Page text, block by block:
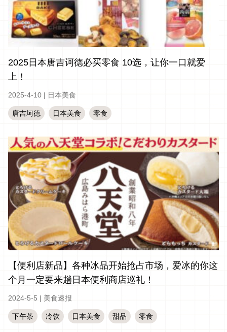
2025日本唐吉诃德必买零食 10选，让你一口就爱
上！
2025-4-10 | 日本美食
唐吉坷德 日本美食 零食
【便利店新品】各种冰品开始抢占市场，爱冰的你这
个月一定要来趟日本便利商店巡礼！
2024-5-5 | 美食速报
下午茶 冷饮 日本美食 甜品 零食